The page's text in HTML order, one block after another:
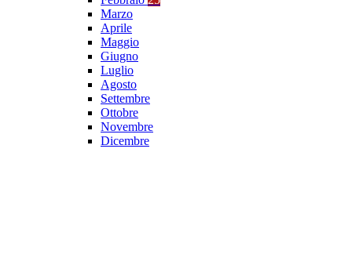
Marzo
Aprile
Maggio
Giugno
Luglio
Agosto
Settembre
Ottobre
Novembre
Dicembre